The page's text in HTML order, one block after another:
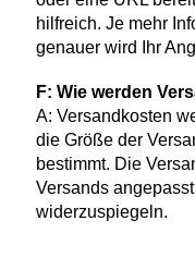
hilfreich. Je mehr
genauer wird Ihr
F: Wie werden
A: Versandkosten
die Größe der
bestimmt. Die
Versands
widerzuspiegeln.